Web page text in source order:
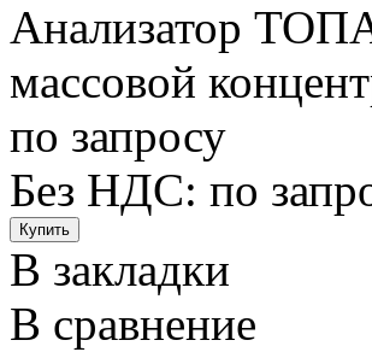
Анализатор
массовой
по запросу
Без НДС: по
В закладки
В сравнение